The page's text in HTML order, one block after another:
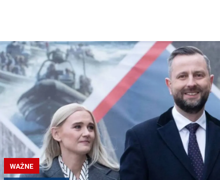
WAŻNE